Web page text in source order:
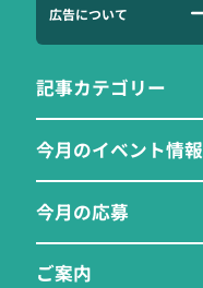
広告について
記事カテゴリー
今月のイベント情報
今月の応募
ご案内